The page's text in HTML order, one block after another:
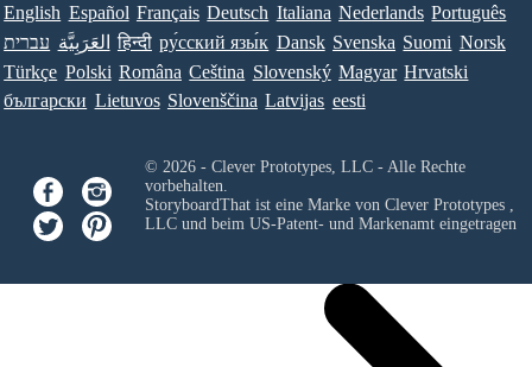
English Español Français Deutsch Italiana Nederlands Português
עברית العَرَبِيَّة हिन्दी ру́сский язы́к Dansk Svenska Suomi Norsk
Türkçe Polski Româna Ceština Slovenský Magyar Hrvatski
български Lietuvos Slovenščina Latvijas eesti
© 2026 - Clever Prototypes, LLC - Alle Rechte
vorbehalten.
StoryboardThat ist eine Marke von Clever Prototypes ,
LLCund beim US-Patent- und Markenamt eingetragen